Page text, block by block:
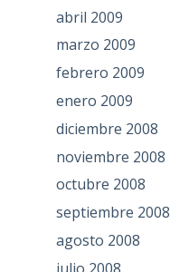
abril 2009
marzo 2009
febrero 2009
enero 2009
diciembre 2008
noviembre 2008
octubre 2008
septiembre 2008
agosto 2008